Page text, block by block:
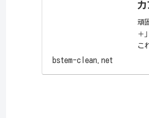
力
頑
＋
こ
bstem-clean.net